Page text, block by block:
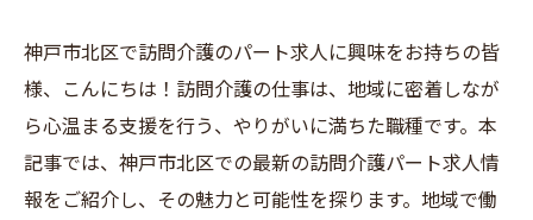
神戸市北区で訪問介護のパート求人に興味をお持ちの皆
様、こんにちは！訪問介護の仕事は、地域に密着しなが
ら心温まる支援を行う、やりがいに満ちた職種です。本
記事では、神戸市北区での最新の訪問介護パート求人情
報をご紹介し、その魅力と可能性を探ります。地域で働